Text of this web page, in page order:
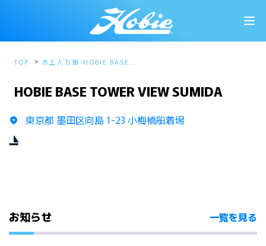
TOP
水上人力車-HOBIE BASE T
HOBIE BASE TOWER VIEW SUMIDA
東京都 墨田区向島 1-23 小梅橋船着場
お知らせ 一覧を見る